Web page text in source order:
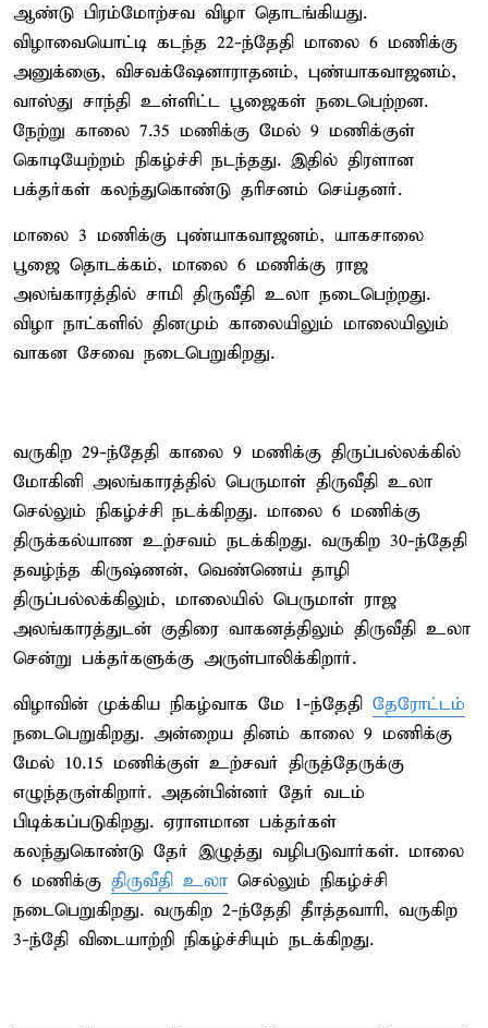
ஆண்டு பிரம்மோற்சவ விழா தொடங்கியது.
விழாவையொட்டி கடந்த 22-ந்தேதி மாலை 6 மணிக்கு
அனுக்ஞை, விசவக்‌ஷேனாராதனம், புண்யாகவாஜனம்,
வாஸ்து சாந்தி உள்ளிட்ட பூஜைகள் நடைபெற்றன.
நேற்று காலை 7.35 மணிக்கு மேல் 9 மணிக்குள்
கொடியேற்றம் நிகழ்ச்சி நடந்தது. இதில் திரளான
பக்தர்கள் கலந்துகொண்டு தரிசனம் செய்தனர்.
மாலை 3 மணிக்கு புண்யாகவாஜனம், யாகசாலை
பூஜை தொடக்கம், மாலை 6 மணிக்கு ராஜ
அலங்காரத்தில் சாமி திருவீதி உலா நடைபெற்றது.
விழா நாட்களில் தினமும் காலையிலும் மாலையிலும்
வாகன சேவை நடைபெறுகிறது.
வருகிற 29-ந்தேதி காலை 9 மணிக்கு திருப்பல்லக்கில்
மோகினி அலங்காரத்தில் பெருமாள் திருவீதி உலா
செல்லும் நிகழ்ச்சி நடக்கிறது. மாலை 6 மணிக்கு
திருக்கல்யாண உற்சவம் நடக்கிறது. வருகிற 30-ந்தேதி
தவழ்ந்த கிருஷ்ணன், வெண்ணெய் தாழி
திருப்பல்லக்கிலும், மாலையில் பெருமாள் ராஜ
அலங்காரத்துடன் குதிரை வாகனத்திலும் திருவீதி உலா
சென்று பக்தர்களுக்கு அருள்பாலிக்கிறார்.
விழாவின் முக்கிய நிகழ்வாக மே 1-ந்தேதி தேரோட்டம்
நடைபெறுகிறது. அன்றைய தினம் காலை 9 மணிக்கு
மேல் 10.15 மணிக்குள் உற்சவர் திருத்தேருக்கு
எழுந்தருள்கிறார். அதன்பின்னர் தேர் வடம்
பிடிக்கப்படுகிறது. ஏராளமான பக்தர்கள்
கலந்துகொண்டு தேர் இழுத்து வழிபடுவார்கள். மாலை
6 மணிக்கு திருவீதி உலா செல்லும் நிகழ்ச்சி
நடைபெறுகிறது. வருகிற 2-ந்தேதி தீாத்தவாரி, வருகிற
3-ந்தேி விடையாற்றி நிகழ்ச்சியும் நடக்கிறது.